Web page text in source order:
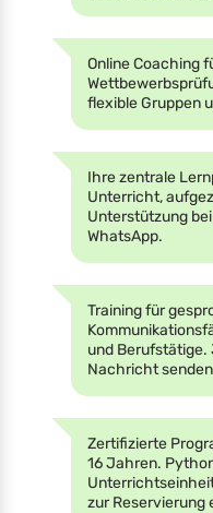
Online Coaching
flexible Gruppen
Ihre zentrale
Unterricht,
Unterstützung
WhatsApp.
Training für
und Berufstätige.
Nachricht
Zertifizierte
16 Jahren.
zur Reservierung